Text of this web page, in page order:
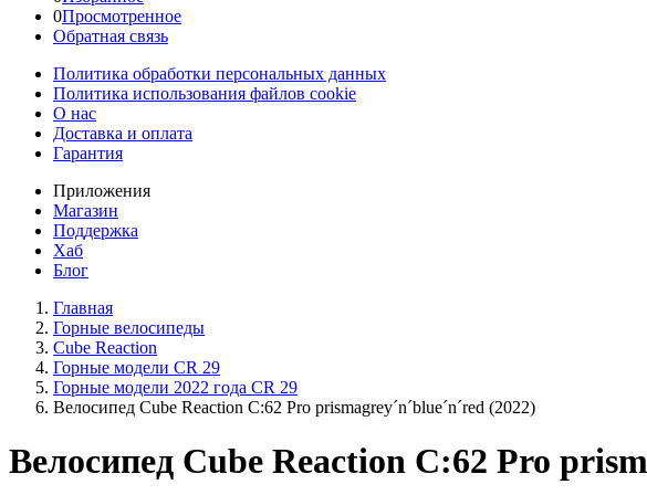
0Просмотренное
Обратная связь
Политика обработки персональных данных
Политика использования файлов cookie
О нас
Доставка и оплата
Гарантия
Приложения
Магазин
Поддержка
Хаб
Блог
Главная
Горные велосипеды
Cube Reaction
Горные модели CR 29
Горные модели 2022 года CR 29
Велосипед Cube Reaction C:62 Pro prismagrey´n´blue´n´red (2022)
Велосипед Cube Reaction C:62 Pro